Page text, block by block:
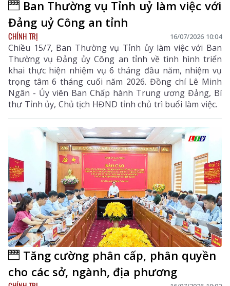
Ban Thường vụ Tỉnh uỷ làm việc với
Đảng uỷ Công an tỉnh
CHÍNH TRỊ 16/07/2026 10:04
Chiều 15/7, Ban Thường vụ Tỉnh ủy làm việc với Ban
Thường vụ Đảng ủy Công an tỉnh về tình hình triển
khai thực hiện nhiệm vụ 6 tháng đầu năm, nhiệm vụ
trọng tâm 6 tháng cuối năm 2026. Đồng chí Lê Minh
Ngân - Ủy viên Ban Chấp hành Trung ương Đảng, Bí
thư Tỉnh ủy, Chủ tịch HĐND tỉnh chủ trì buổi làm việc.
Tăng cường phân cấp, phân quyền
cho các sở, ngành, địa phương